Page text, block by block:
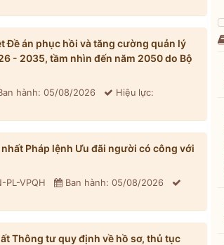
Đề án phục hồi và tăng cường quản lý
- 2035, tầm nhìn đến năm 2050 do Bộ
hành: 05/08/2026 Hiệu lực:
Pháp lệnh Ưu đãi người có công với
PL-VPQH
Ban hành: 05/08/2026
Thông tư quy định về hồ sơ, thủ tục